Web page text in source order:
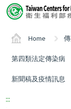
Center
block
Home
第四類法定傳染病
新聞稿及疫情訊息
:::